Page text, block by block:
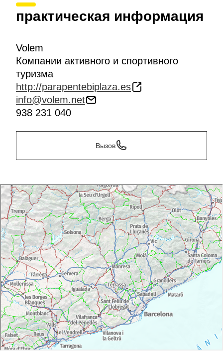
практическая информация
Volem
Компании активного и спортивного
туризма
http://parapentebiplaza.es
info@volem.net
938 231 040
Вызов